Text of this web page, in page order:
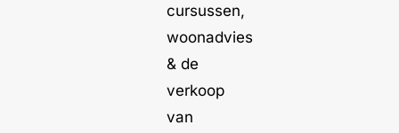
cursussen,
woonadvies
& de
verkoop
van